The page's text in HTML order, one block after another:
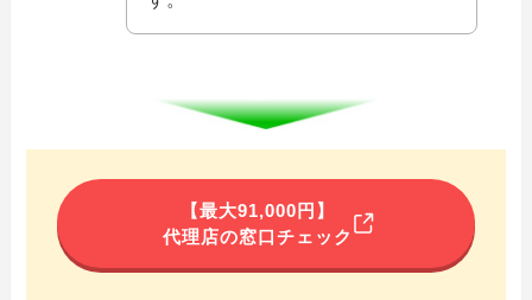
【最大91,000円】
代理店の窓口チェック